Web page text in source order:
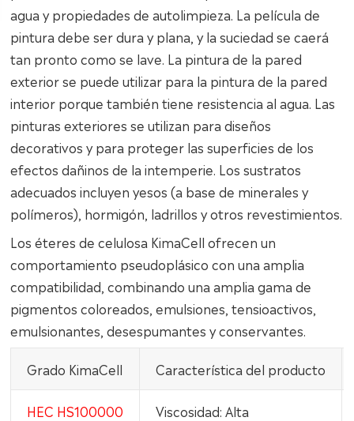
agua y propiedades de autolimpieza. La película de
pintura debe ser dura y plana, y la suciedad se caerá
tan pronto como se lave. La pintura de la pared
exterior se puede utilizar para la pintura de la pared
interior porque también tiene resistencia al agua. Las
pinturas exteriores se utilizan para diseños
decorativos y para proteger las superficies de los
efectos dañinos de la intemperie. Los sustratos
adecuados incluyen yesos (a base de minerales y
polímeros), hormigón, ladrillos y otros revestimientos.
Los éteres de celulosa KimaCell ofrecen un
comportamiento pseudoplásico con una amplia
compatibilidad, combinando una amplia gama de
pigmentos coloreados, emulsiones, tensioactivos,
emulsionantes, desespumantes y conservantes.
Grado KimaCell Característica del producto
HEC HS100000 Viscosidad: Alta